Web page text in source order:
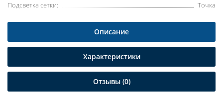
Подсветка сетки:
Точка
Описание
Характеристики
Отзывы (0)